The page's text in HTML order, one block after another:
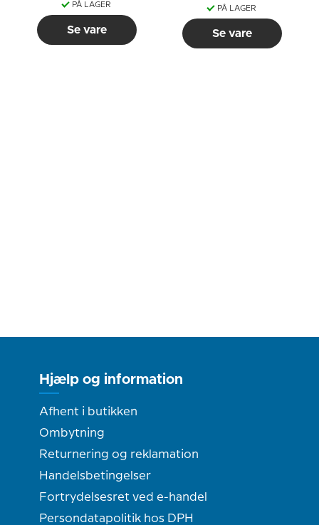
PÅ LAGER
Se vare
PÅ LAGER
Se vare
Hjælp og information
Afhent i butikken
Ombytning
Returnering og reklamation
Handelsbetingelser
Fortrydelsesret ved e-handel
Persondatapolitik hos DPH